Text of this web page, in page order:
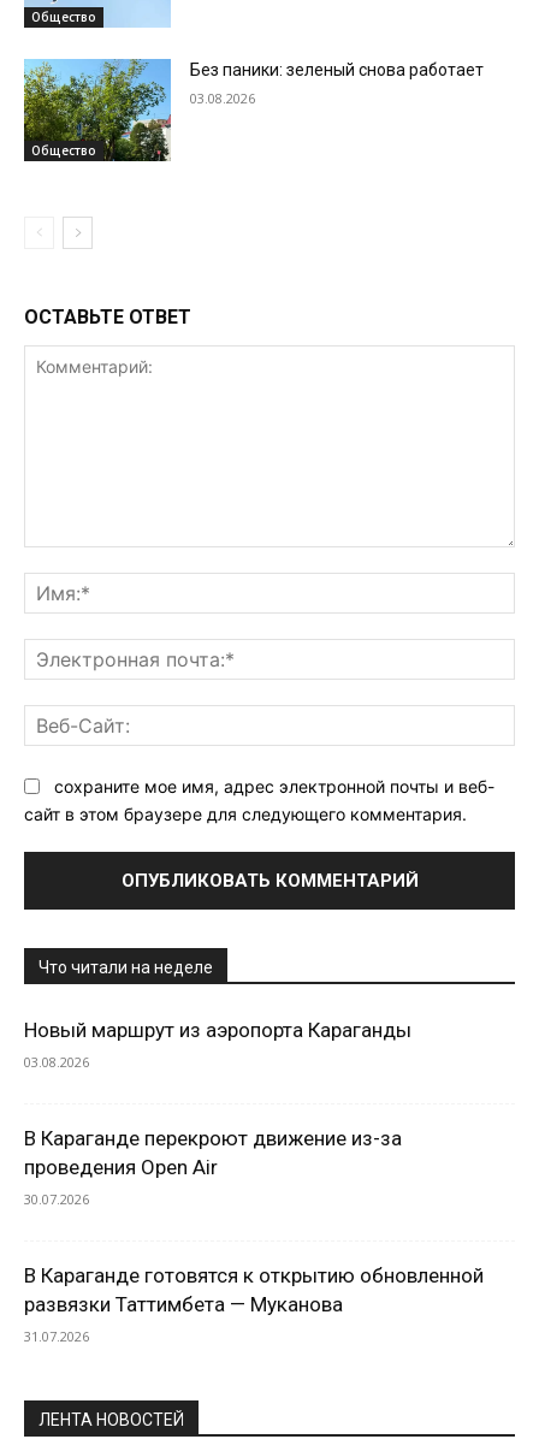
Общество
Общество
Без паники: зеленый снова работает
03.08.2026
ОСТАВЬТЕ ОТВЕТ
сохраните мое имя, адрес электронной почты и веб-
сайт в этом браузере для следующего комментария.
Что читали на неделе
Новый маршрут из аэропорта Караганды
03.08.2026
В Караганде перекроют движение из-за
проведения Open Air
30.07.2026
В Караганде готовятся к открытию обновленной
развязки Таттимбета — Муканова
31.07.2026
ЛЕНТА НОВОСТЕЙ